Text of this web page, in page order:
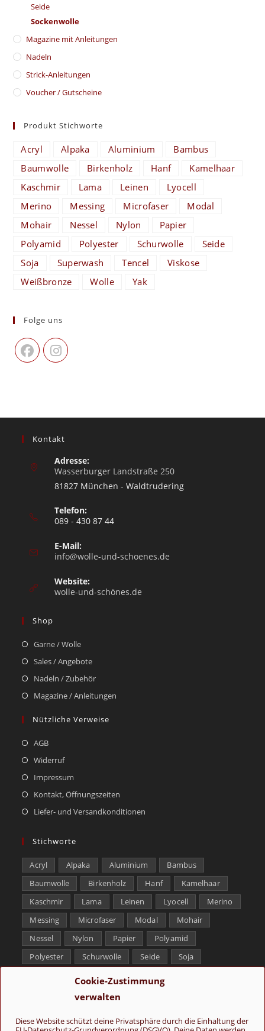
Cookie-Zustimmung
verwalten
Diese Website schützt deine Privatsphäre durch die Einhaltung der
Seide
Sockenwolle
Magazine mit Anleitungen
Nadeln
Strick-Anleitungen
Voucher / Gutscheine
Produkt Stichworte
Acryl Alpaka Aluminium
Bambus
Baumwolle
Birkenholz Hanf
Kamelhaar
Kaschmir
Lama Leinen
Lyocell
Merino
Messing Microfaser
Modal
Mohair
Nessel Nylon
Papier
Polyamid
Polyester Schurwolle
Seide
Soja
Superwash Tencel
Viskose
Weißbronze
Wolle Yak
Folge uns
Kontakt
Adresse:
Wasserburger Landstraße 250
81827 München - Waldtrudering
Telefon:
089 - 430 87 44
E-Mail:
info@wolle-und-schoenes.de
Website:
wolle-und-schönes.de
Shop
Garne / Wolle
Sales / Angebote
Nadeln / Zubehör
Magazine / Anleitungen
Nützliche Verweise
AGB
Widerruf
Impressum
Kontakt, Öffnungszeiten
Liefer- und Versandkonditionen
Stichworte
Acryl Alpaka Aluminium
Bambus
Baumwolle
Birkenholz Hanf
Kamelhaar
Kaschmir
Lama Leinen Lyocell
Merino
Messing
Microfaser Modal
Mohair
Nessel
Nylon Papier
Polyamid
Polyester
Schurwolle Seide
Soja
Tencel
Yak
Folge uns